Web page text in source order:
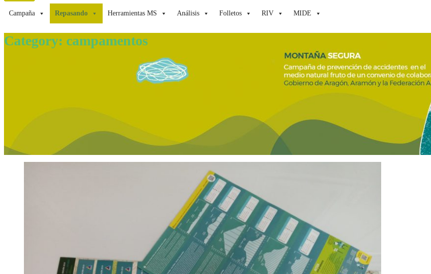
Campaña Repasando Herramientas MS Análisis Folletos RIV MIDE
Category: campamentos